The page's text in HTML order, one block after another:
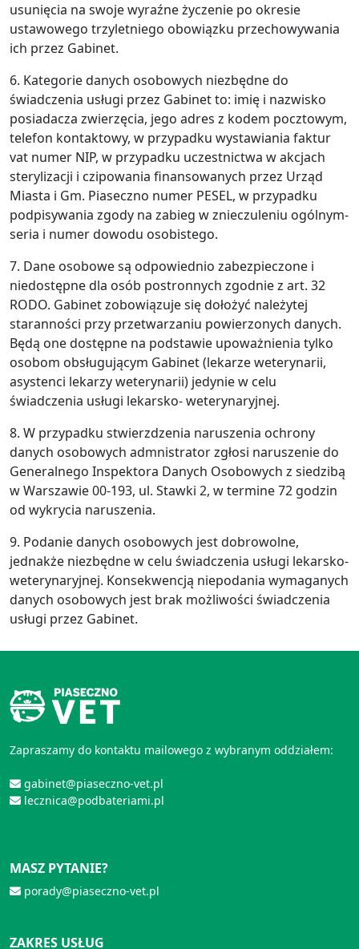
usunięcia na swoje wyraźne życzenie po okresie
ustawowego trzyletniego obowiązku przechowywania
ich przez Gabinet.
6. Kategorie danych osobowych niezbędne do
świadczenia usługi przez Gabinet to: imię i nazwisko
posiadacza zwierzęcia, jego adres z kodem pocztowym,
telefon kontaktowy, w przypadku wystawiania faktur
vat numer NIP, w przypadku uczestnictwa w akcjach
sterylizacji i czipowania finansowanych przez Urząd
Miasta i Gm. Piaseczno numer PESEL, w przypadku
podpisywania zgody na zabieg w znieczuleniu ogólnym-
seria i numer dowodu osobistego.
7. Dane osobowe są odpowiednio zabezpieczone i
niedostępne dla osób postronnych zgodnie z art. 32
RODO. Gabinet zobowiązuje się dołożyć należytej
staranności przy przetwarzaniu powierzonych danych.
Będą one dostępne na podstawie upoważnienia tylko
osobom obsługującym Gabinet (lekarze weterynarii,
asystenci lekarzy weterynarii) jedynie w celu
świadczenia usługi lekarsko- weterynaryjnej.
8. W przypadku stwierzdzenia naruszenia ochrony
danych osobowych admnistrator zgłosi naruszenie do
Generalnego Inspektora Danych Osobowych z siedzibą
w Warszawie 00-193, ul. Stawki 2, w termine 72 godzin
od wykrycia naruszenia.
9. Podanie danych osobowych jest dobrowolne,
jednakże niezbędne w celu świadczenia usługi lekarsko-
weterynaryjnej. Konsekwencją niepodania wymaganych
danych osobowych jest brak możliwości świadczenia
usługi przez Gabinet.
Zapraszamy do kontaktu mailowego z wybranym oddziałem:
gabinet@piaseczno-vet.pl
lecznica@podbateriami.pl
MASZ PYTANIE?
porady@piaseczno-vet.pl
ZAKRES USŁUG